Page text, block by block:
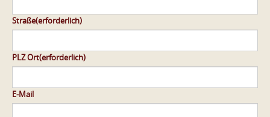
Straße(erforderlich)
PLZ Ort(erforderlich)
E-Mail